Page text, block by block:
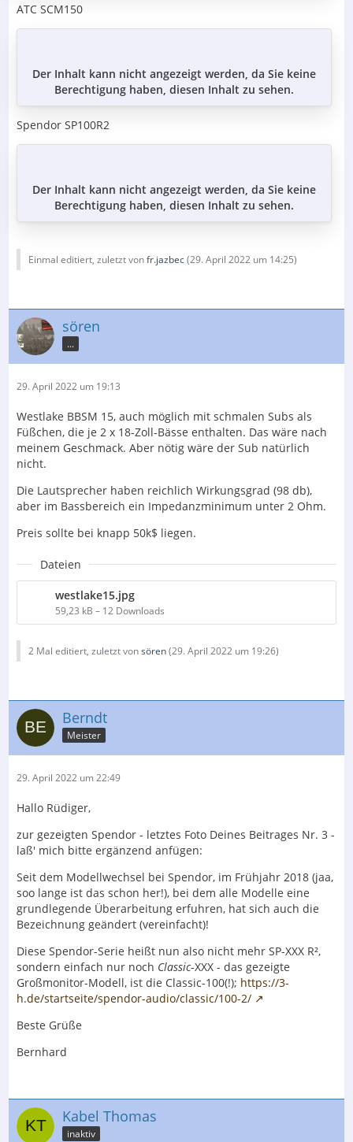
ATC SCM150
Der Inhalt kann nicht angezeigt werden, da Sie keine
Berechtigung haben, diesen Inhalt zu sehen.
Spendor SP100R2
Der Inhalt kann nicht angezeigt werden, da Sie keine
Berechtigung haben, diesen Inhalt zu sehen.
Einmal editiert, zuletzt vonfr.jazbec(29. April 2022 um 14:25)
sören
...
29. April 2022 um 19:13
Westlake BBSM 15, auch möglich mit schmalen Subs als
Füßchen, die je 2 x 18-Zoll-Bässe enthalten. Das wäre nach
meinem Geschmack. Aber nötig wäre der Sub natürlich
nicht.
Die Lautsprecher haben reichlich Wirkungsgrad (98 db),
aber im Bassbereich ein Impedanzminimum unter 2 Ohm.
Preis sollte bei knapp 50k$ liegen.
Dateien
westlake15.jpg
59,23 kB – 12 Downloads
2 Mal editiert, zuletzt vonsören(29. April 2022 um 19:26)
Berndt
Meister
29. April 2022 um 22:49
Hallo Rüdiger,
zur gezeigten Spendor - letztes Foto Deines Beitrages Nr. 3 -
laß' mich bitte ergänzend anfügen:
Seit dem Modellwechsel bei Spendor, im Frühjahr 2018 (jaa,
soo lange ist das schon her!), bei dem alle Modelle eine
grundlegende Überarbeitung erfuhren, hat sich auch die
Bezeichnung geändert (vereinfacht)!
Diese Spendor-Serie heißt nun also nicht mehr SP-XXX R²,
sondern einfach nur noch Classic-XXX - das gezeigte
Großmonitor-Modell, ist die Classic-100(!); https://3-
h.de/startseite/spendor-audio/classic/100-2/
Beste Grüße
Bernhard
Kabel Thomas
inaktiv